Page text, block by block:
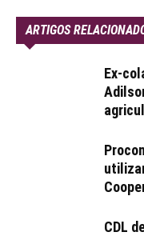
ARTIGOS
Ex-
CDL